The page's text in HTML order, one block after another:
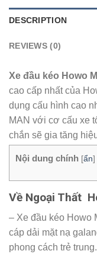
DESCRIPTION
REVIEWS (0)
Xe đầu kéo Howo
cao cấp nhất của
dụng cấu hình cao
MAN với cơ cấu xe
chắn sẽ gia tăng
Nội dung chính [ẩn]
Về Ngoại Thất
– Xe đầu kéo Howo
cáp dải mặt nạ
phong cách trẻ trung.